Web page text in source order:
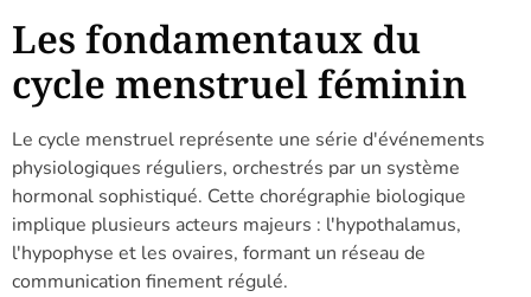
Les fondamentaux du
cycle menstruel féminin
Le cycle menstruel représente une série d'événements
physiologiques réguliers, orchestrés par un système
hormonal sophistiqué. Cette chorégraphie biologique
implique plusieurs acteurs majeurs : l'hypothalamus,
l'hypophyse et les ovaires, formant un réseau de
communication finement régulé.